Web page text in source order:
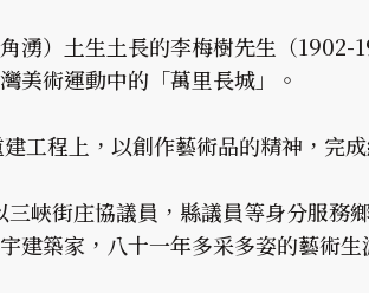
湧）土生土長的李梅樹先生（
美術運動中的「萬里長城」。
工程上，以創作藝術品的精神，完
峽街庄協議員，縣議員等身分服
築家，八十一年多采多姿的藝術